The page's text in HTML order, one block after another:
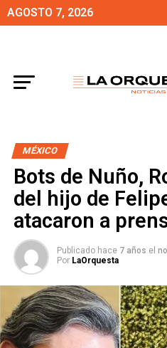
AGOSTO 7, 2026
MÉXICO
Bots de Nuño,
del hijo de
atacaron a
Publicado hace 7 años el
Por LaOrquesta